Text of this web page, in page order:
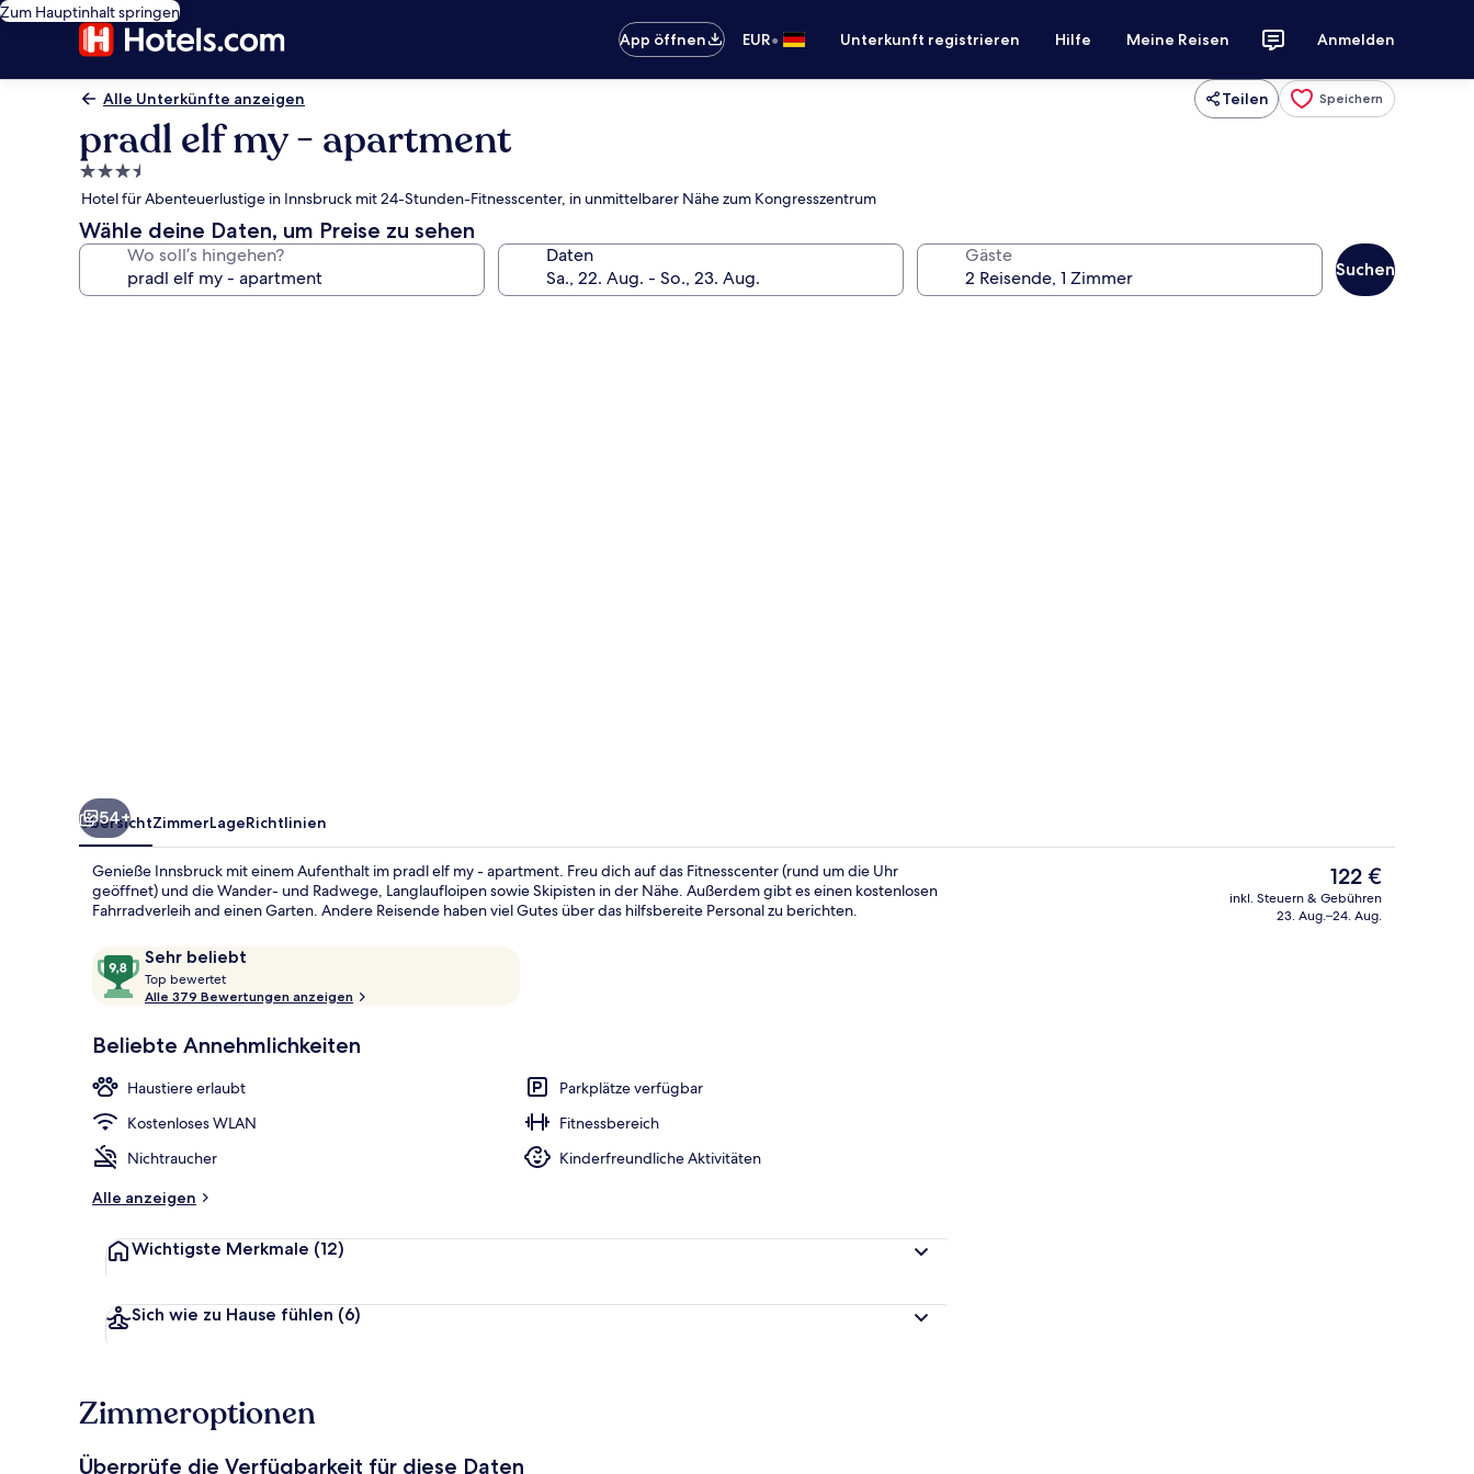
Zum Hauptinhalt springen
App öffnen
EUR• Unterkunft registrieren Hilfe Meine Reisen Anmelden
Alle Unterkünfte anzeigen Teilen Speichern
pradl elf my - apartment
3.5-
Sterne-
Unterkunft
Hotel für Abenteuerlustige in Innsbruck mit 24-Stunden-Fitnesscenter, in unmittelbarer Nähe zum Kongresszentrum
Wähle deine Daten, um Preise zu sehen
Wo soll’s hingehen? Daten Gäste
Suchen
54+
ÜbersichtZimmerLageRichtlinien
Genieße Innsbruck mit einem Aufenthalt im pradl elf my - apartment. Freu dich auf das Fitnesscenter (rund um die Uhr
geöffnet) und die Wander- und Radwege, Langlaufloipen sowie Skipisten in der Nähe. Außerdem gibt es einen kostenlosen
Fahrradverleih and einen Garten. Andere Reisende haben viel Gutes über das hilfsbereite Personal zu berichten.
Bewertungen
Sehr beliebt
9,8
von
10,
beliebt
Top bewertet
o
b
w
e
r
Alle 379 Bewertungen anzeigen
Beliebte Annehmlichkeiten
Haustiere erlaubt
Parkplätze verfügbar
Kostenloses WLAN
Fitnessbereich
Nichtraucher
Kinderfreundliche Aktivitäten
Alle anzeigen
Wichtigste Merkmale (12)
Sich wie zu Hause fühlen (6)
Der
aktuelle
Preis
122 €
inkl. Steuern & Gebühren
23. Aug.–24. Aug.
Zimmeroptionen
Überprüfe die Verfügbarkeit für diese Daten